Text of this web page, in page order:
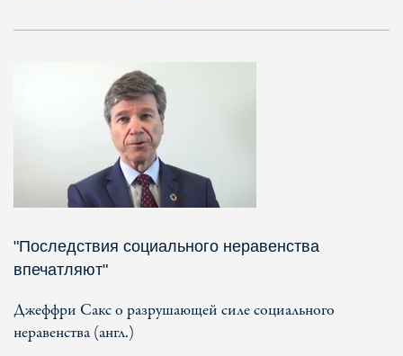
"Последствия социального неравенства
впечатляют"
Джеффри Сакс о разрушающей силе социального
неравенства (англ.)